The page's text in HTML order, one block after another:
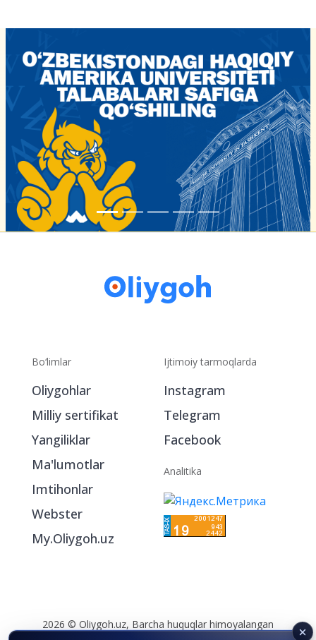
Bo‘limlar
Oliygohlar
Milliy sertifikat
Yangiliklar
Ma'lumotlar
Imtihonlar
Ijtimoiy tarmoqlarda
Instagram
Telegram
Analitika